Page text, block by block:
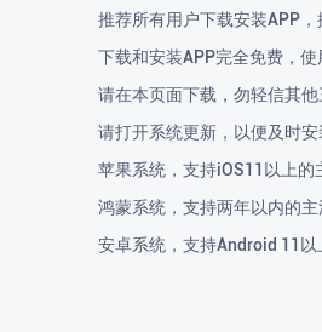
推荐所有用户下载安装APP
下载和安装APP完全免费，
请在本页面下载，勿轻信其
请打开系统更新，以便及时安
苹果系统，支持iOS11以上
鸿蒙系统，支持两年以内的
安卓系统，支持Android 11以